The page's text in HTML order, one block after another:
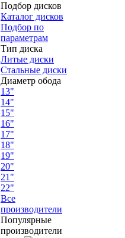
Подбор дисков
Каталог дисков
Подбор по
параметрам
Тип диска
Литые диски
Стальные диски
Диаметр обода
13"
14"
15"
16"
17"
18"
19"
20"
21"
22"
Все
производители
Популярные
производители